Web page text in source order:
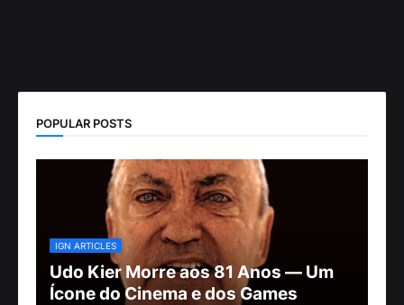
POPULAR POSTS
IGN ARTICLES
Udo Kier Morre aos 81 Anos — Um
Ícone do Cinema e dos Games